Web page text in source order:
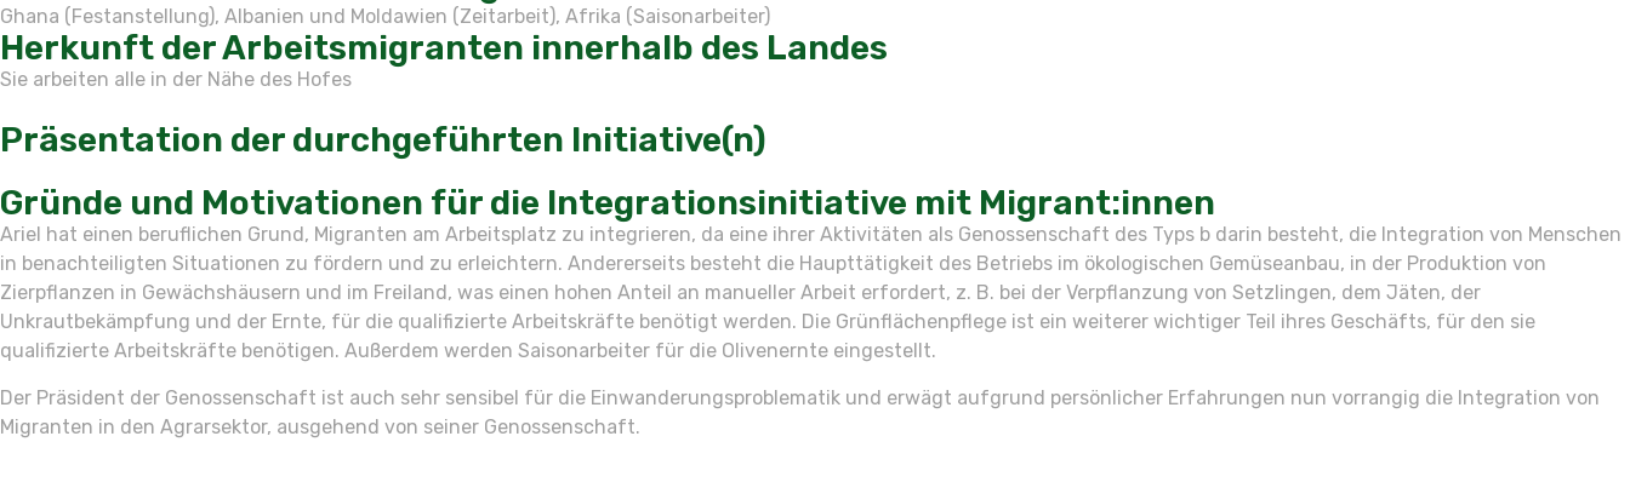
Ghana (Festanstellung), Albanien und Moldawien (Zeitarbeit), Afrika (Saisonarbeiter)
Herkunft der Arbeitsmigranten innerhalb des Landes
Sie arbeiten alle in der Nähe des Hofes
Präsentation der durchgeführten Initiative(n)
Gründe und Motivationen für die Integrationsinitiative mit Migrant:innen
Ariel hat einen beruflichen Grund, Migranten am Arbeitsplatz zu integrieren, da eine ihrer Aktivitäten als Genossenschaft des Typs b darin besteht, die Integration von Menschen
in benachteiligten Situationen zu fördern und zu erleichtern. Andererseits besteht die Haupttätigkeit des Betriebs im ökologischen Gemüseanbau, in der Produktion von
Zierpflanzen in Gewächshäusern und im Freiland, was einen hohen Anteil an manueller Arbeit erfordert, z. B. bei der Verpflanzung von Setzlingen, dem Jäten, der
Unkrautbekämpfung und der Ernte, für die qualifizierte Arbeitskräfte benötigt werden. Die Grünflächenpflege ist ein weiterer wichtiger Teil ihres Geschäfts, für den sie
qualifizierte Arbeitskräfte benötigen. Außerdem werden Saisonarbeiter für die Olivenernte eingestellt.
Der Präsident der Genossenschaft ist auch sehr sensibel für die Einwanderungsproblematik und erwägt aufgrund persönlicher Erfahrungen nun vorrangig die Integration von
Migranten in den Agrarsektor, ausgehend von seiner Genossenschaft.